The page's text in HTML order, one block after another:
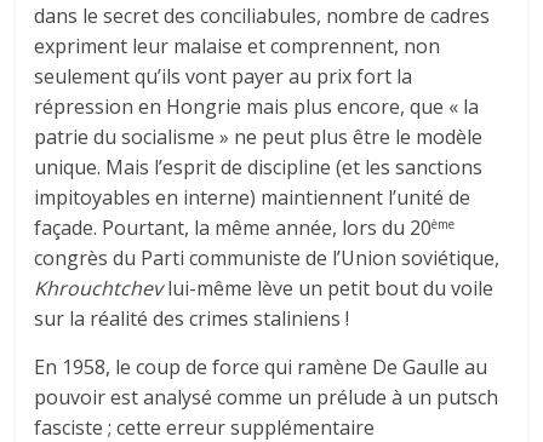
dans le secret des conciliabules, nombre de cadres
expriment leur malaise et comprennent, non
seulement qu’ils vont payer au prix fort la
répression en Hongrie mais plus encore, que « la
patrie du socialisme » ne peut plus être le modèle
unique. Mais l’esprit de discipline (et les sanctions
impitoyables en interne) maintiennent l’unité de
façade. Pourtant, la même année, lors du 20ème
congrès du Parti communiste de l’Union soviétique,
Khrouchtchev lui-même lève un petit bout du voile
sur la réalité des crimes staliniens !
En 1958, le coup de force qui ramène De Gaulle au
pouvoir est analysé comme un prélude à un putsch
fasciste ; cette erreur supplémentaire